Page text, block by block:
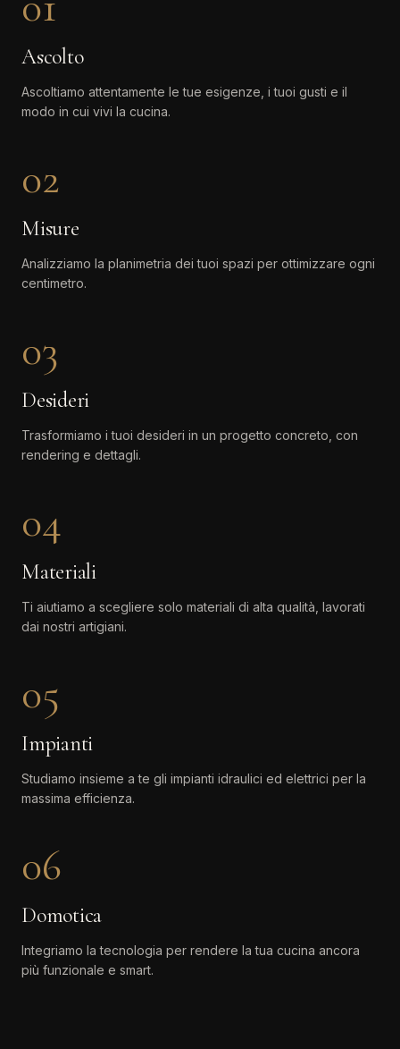
Ascolto
Ascoltiamo attentamente le tue esigenze, i tuoi gusti e il
modo in cui vivi la cucina.
02
Misure
Analizziamo la planimetria dei tuoi spazi per ottimizzare ogni
centimetro.
03
Desideri
Trasformiamo i tuoi desideri in un progetto concreto, con
rendering e dettagli.
04
Materiali
Ti aiutiamo a scegliere solo materiali di alta qualità, lavorati
dai nostri artigiani.
05
Impianti
Studiamo insieme a te gli impianti idraulici ed elettrici per la
massima efficienza.
06
Domotica
Integriamo la tecnologia per rendere la tua cucina ancora
più funzionale e smart.